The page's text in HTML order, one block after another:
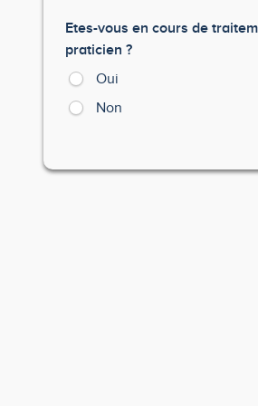
Etes-vous en cours de
praticien ?
Oui
Non